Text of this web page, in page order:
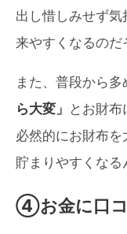
出し惜しみせず
来やすくなるのだ
また、普段から
ら大変」 とお財布
必然的にお財布
貯まりやすくなる
④お金に口コ